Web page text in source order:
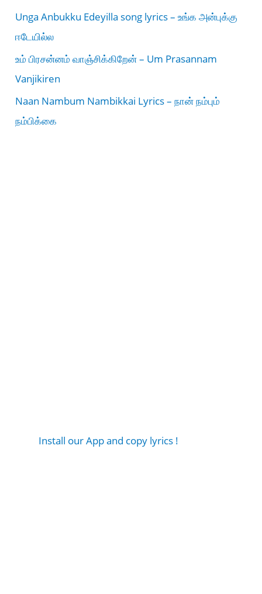
Unga Anbukku Edeyilla song lyrics – உங்க அன்புக்கு
ஈடேயில்ல
உம் பிரசன்னம் வாஞ்சிக்கிறேன் – Um Prasannam
Vanjikiren
Naan Nambum Nambikkai Lyrics – நான் நம்பும்
நம்பிக்கை
Install our App and copy lyrics !